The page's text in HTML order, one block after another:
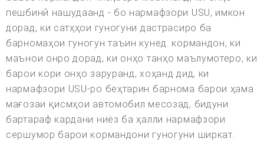
пешбинӣ нашудаанд - бо нармафзори USU, имкон
дорад, ки сатҳҳои гуногуни дастрасиро ба
барномаҳои гуногун таъин кунед. кормандон, ки
маънои онро дорад, ки онҳо танҳо маълумотеро, ки
барои кори онҳо заруранд, хоҳанд дид, ки
нармафзори USU-ро беҳтарин барнома барои ҳама
мағозаи қисмҳои автомобил месозад, бидуни
бартараф кардани ниёз ба ҳалли нармафзори
сершумор барои кормандони гуногуни ширкат.